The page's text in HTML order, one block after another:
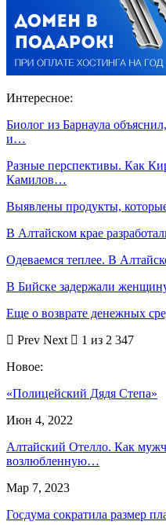
Интересное:
Биолог из Барнаула
и…
Разные перспективы. Как
Камилов…
Выявлены продукты,
В Алтайском крае
Одеваемся теплее. В
В Бийске задержали
Еще о возврате денежных
Prev Next
1 из 2 347
Новое:
«Полицейский Дядя Степа»
Июн 4, 2022
Алтайский Отелло. Как
возлюбленную…
Мар 7, 2023
Госдума сократила размер